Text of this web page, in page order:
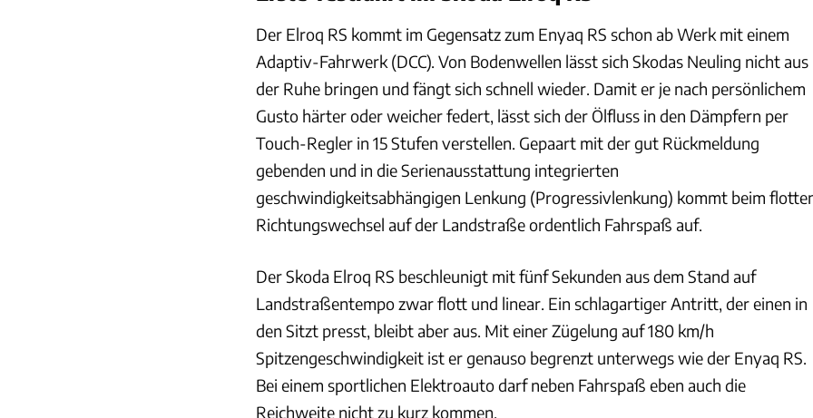
Der Elroq RS kommt im Gegensatz zum Enyaq RS schon ab Werk mit einem
Adaptiv-Fahrwerk (DCC). Von Bodenwellen lässt sich Skodas Neuling nicht aus
der Ruhe bringen und fängt sich schnell wieder. Damit er je nach persönlichem
Gusto härter oder weicher federt, lässt sich der Ölfluss in den Dämpfern per
Touch-Regler in 15 Stufen verstellen. Gepaart mit der gut Rückmeldung
gebenden und in die Serienausstattung integrierten
geschwindigkeitsabhängigen Lenkung (Progressivlenkung) kommt beim
Richtungswechsel auf der Landstraße ordentlich Fahrspaß auf.
Der Skoda Elroq RS beschleunigt mit fünf Sekunden aus dem Stand auf
Landstraßentempo zwar flott und linear. Ein schlagartiger Antritt, der einen in
den Sitzt presst, bleibt aber aus. Mit einer Zügelung auf 180 km/h
Spitzengeschwindigkeit ist er genauso begrenzt unterwegs wie der Enyaq RS.
Bei einem sportlichen Elektroauto darf neben Fahrspaß eben auch die
Reichweite nicht zu kurz kommen.